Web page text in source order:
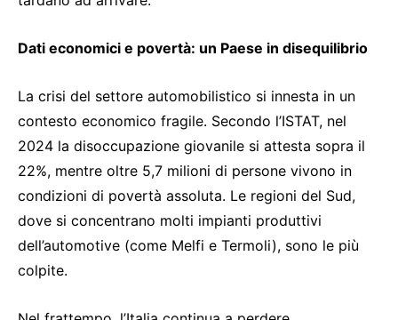
Dati economici e povertà: un Paese in disequilibrio
La crisi del settore automobilistico si innesta in un
contesto economico fragile. Secondo l’ISTAT, nel
2024 la disoccupazione giovanile si attesta sopra il
22%, mentre oltre 5,7 milioni di persone vivono in
condizioni di povertà assoluta. Le regioni del Sud,
dove si concentrano molti impianti produttivi
dell’automotive (come Melfi e Termoli), sono le più
colpite.